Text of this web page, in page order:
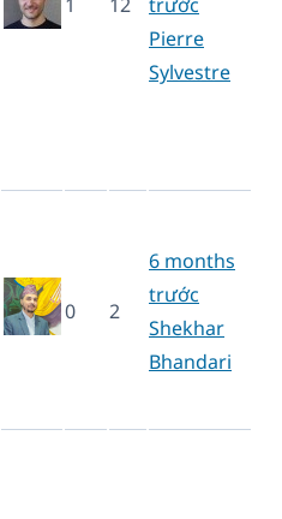
Pierre
Sylvestre
0 2
6 months
trước
Shekhar
Bhandari